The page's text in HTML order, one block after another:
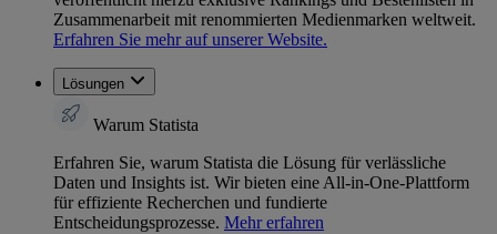
Zusammenarbeit mit renommierten Medienmarken weltweit.
Erfahren Sie mehr auf unserer Website.
Lösungen
Warum Statista
Erfahren Sie, warum Statista die Lösung für verlässliche
Daten und Insights ist. Wir bieten eine All-in-One-Plattform
für effiziente Recherchen und fundierte
Entscheidungsprozesse. Mehr erfahren